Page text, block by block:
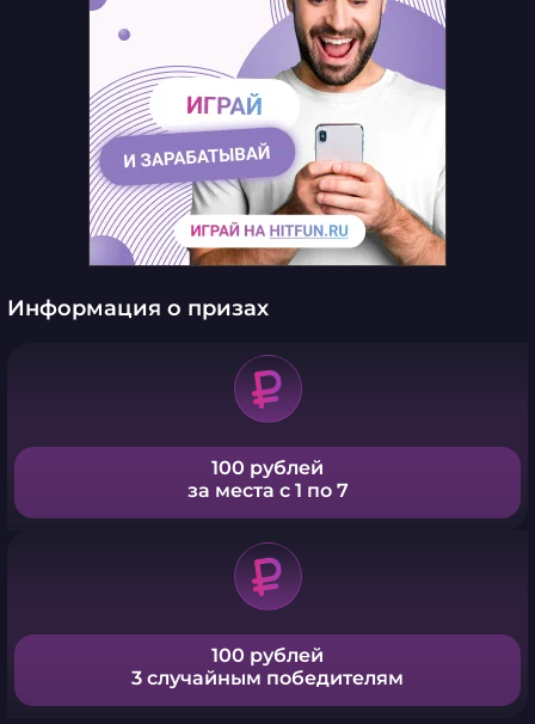
Информация о призах
100 рублей
за места с 1 по 7
100 рублей
3 случайным победителям